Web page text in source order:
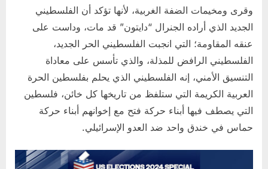
وقرى ومخيمات الضفة الغربية، لأنها تؤكد أن الفلسطيني
الجديد الذي أراده الجنرال “دايتون” قد مات، وداست على
عنقه المقاومة؛ التي انجبت الفلسطيني الحر الجديد،
الفلسطيني الرافض للمذلة، والذي تأسس على معاداة
التنسيق الأمني، إنه الفلسطيني الذي يحلم بفلسطين الحرة
العربية الكريمة التي ستلفظ من تاريخها كل خائن، فلسطين
التي يصطف فيها أبناء حركة فتح مع إخوانهم أبناء حركة
حماس في خندق واحد ضد العدو الإسرائيلي.